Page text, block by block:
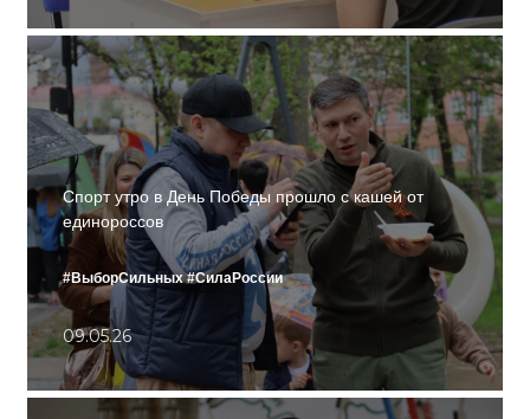
Спорт утро в День Победы прошло с кашей от
единороссов
#ВыборСильных #СилаРоссии
09.05.26